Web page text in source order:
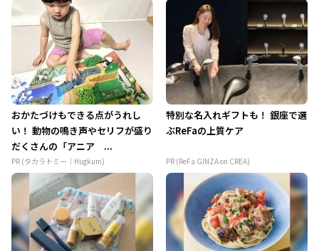
おかたづけもできる点がうれし
い！ 動物の鳴き声やセリフが盛り
だくさんの「アニア ...
PR (タカラトミー｜Hugkum)
特別な名入れギフトも！ 銀座で選
ぶReFaの上質ケア
PR (ReFa GINZA on CREA)